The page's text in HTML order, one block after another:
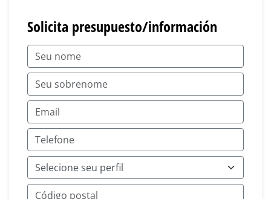
Solicita presupuesto/información